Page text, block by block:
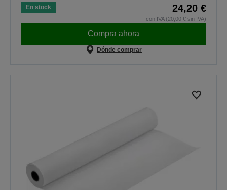
En stock 24,20 €
con IVA (20,00 € sin IVA)
Compra ahora
Dónde comprar